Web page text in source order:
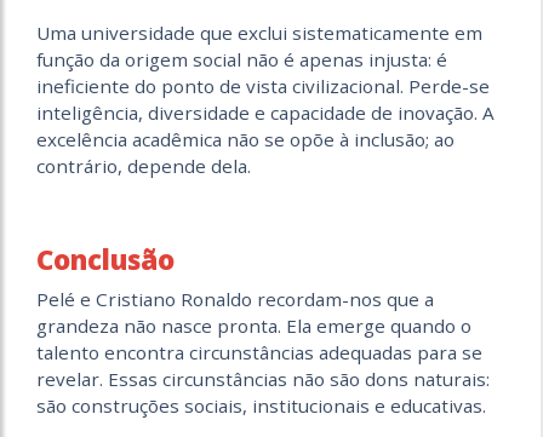
Uma universidade que exclui sistematicamente em
função da origem social não é apenas injusta: é
ineficiente do ponto de vista civilizacional. Perde-se
inteligência, diversidade e capacidade de inovação. A
excelência acadêmica não se opõe à inclusão; ao
contrário, depende dela.
Conclusão
Pelé e Cristiano Ronaldo recordam-nos que a
grandeza não nasce pronta. Ela emerge quando o
talento encontra circunstâncias adequadas para se
revelar. Essas circunstâncias não são dons naturais:
são construções sociais, institucionais e educativas.